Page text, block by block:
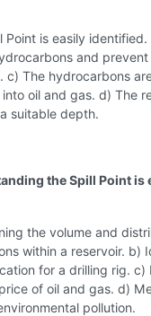
Point is easily
and prevent
c) The hydrocarbons
oil and gas. d) The
suitable depth.
the Spill Point is
the volume and
within a reservoir. b)
for a drilling rig. c)
of oil and gas. d)
pollution.